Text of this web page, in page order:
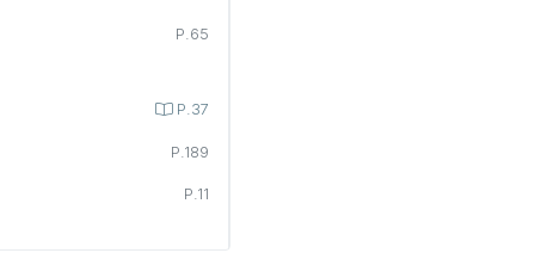
P.65
P.37
P.189
P.11